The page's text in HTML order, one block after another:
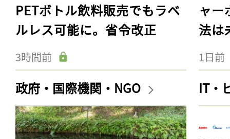
PETボトル飲料販売でもラベ
ルレス可能に。省令改正
3時間前
ャー
法は
1日前
政府・国際機関・NGO IT・